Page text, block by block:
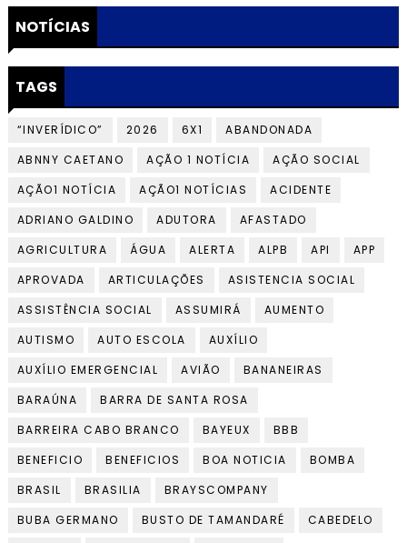
NOTÍCIAS
TAGS
“INVERÍDICO” 2026 6X1
ABANDONADA
ABNNY CAETANO
AÇÃO 1 NOTÍCIA
AÇÃO SOCIAL
AÇÃO1 NOTÍCIA
AÇÃO1 NOTÍCIAS
ACIDENTE
ADRIANO GALDINO
ADUTORA
AFASTADO
AGRICULTURA
ÁGUA ALERTA ALPB API
APP
APROVADA
ARTICULAÇÕES
ASISTENCIA SOCIAL
ASSISTÊNCIA SOCIAL
ASSUMIRÁ
AUMENTO
AUTISMO
AUTO ESCOLA
AUXÍLIO
AUXÍLIO EMERGENCIAL
AVIÃO
BANANEIRAS
BARAÚNA
BARRA DE SANTA ROSA
BARREIRA CABO BRANCO
BAYEUX
BBB
BENEFICIO
BENEFICIOS BOA NOTICIA
BOMBA
BRASIL
BRASILIA
BRAYSCOMPANY
BUBA GERMANO
BUSTO DE TAMANDARÉ
CABEDELO